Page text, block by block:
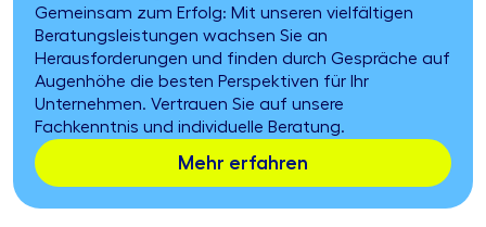
Gemeinsam zum Erfolg: Mit unseren vielfältigen
Beratungsleistungen wachsen Sie an
Herausforderungen und finden durch Gespräche auf
Augenhöhe die besten Perspektiven für Ihr
Unternehmen. Vertrauen Sie auf unsere
Fachkenntnis und individuelle Beratung.
Mehr erfahren